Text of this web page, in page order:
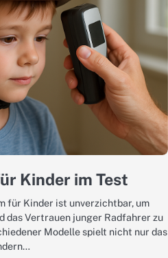
Kinder im Test
für Kinder ist unverzichtbar, um
das Vertrauen junger Radfahrer zu
Modelle spielt nicht nur das